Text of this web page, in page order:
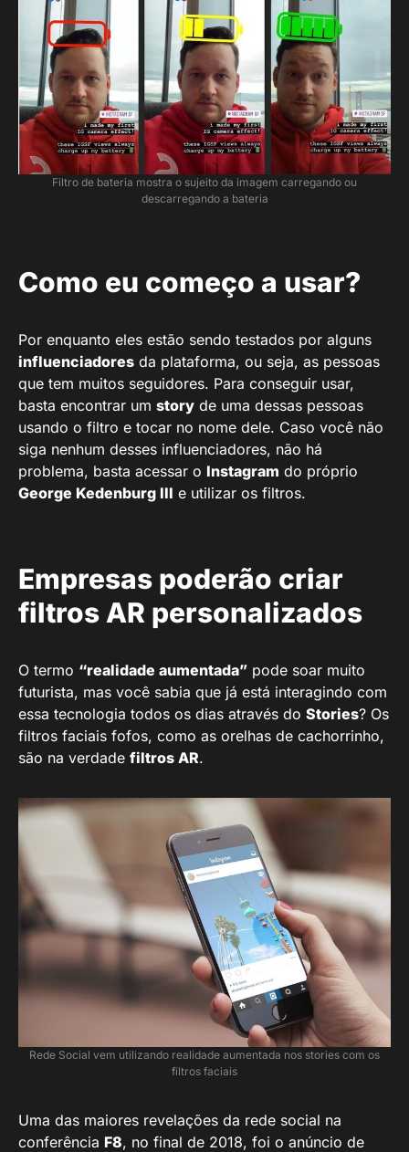
Filtro de bateria mostra o sujeito da imagem carregando ou
descarregando a bateria
Como eu começo a usar?
Por enquanto eles estão sendo testados por alguns
influenciadores da plataforma, ou seja, as pessoas
que tem muitos seguidores. Para conseguir usar,
basta encontrar um story de uma dessas pessoas
usando o filtro e tocar no nome dele. Caso você não
siga nenhum desses influenciadores, não há
problema, basta acessar o Instagram do próprio
George Kedenburg III e utilizar os filtros.
Empresas poderão criar
filtros AR personalizados
O termo “realidade aumentada” pode soar muito
futurista, mas você sabia que já está interagindo com
essa tecnologia todos os dias através do Stories? Os
filtros faciais fofos, como as orelhas de cachorrinho,
são na verdade filtros AR.
Rede Social vem utilizando realidade aumentada nos stories com os
filtros faciais
Uma das maiores revelações da rede social na
conferência F8, no final de 2018, foi o anúncio de